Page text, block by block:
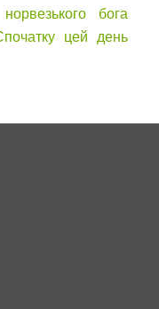
бога
цей день